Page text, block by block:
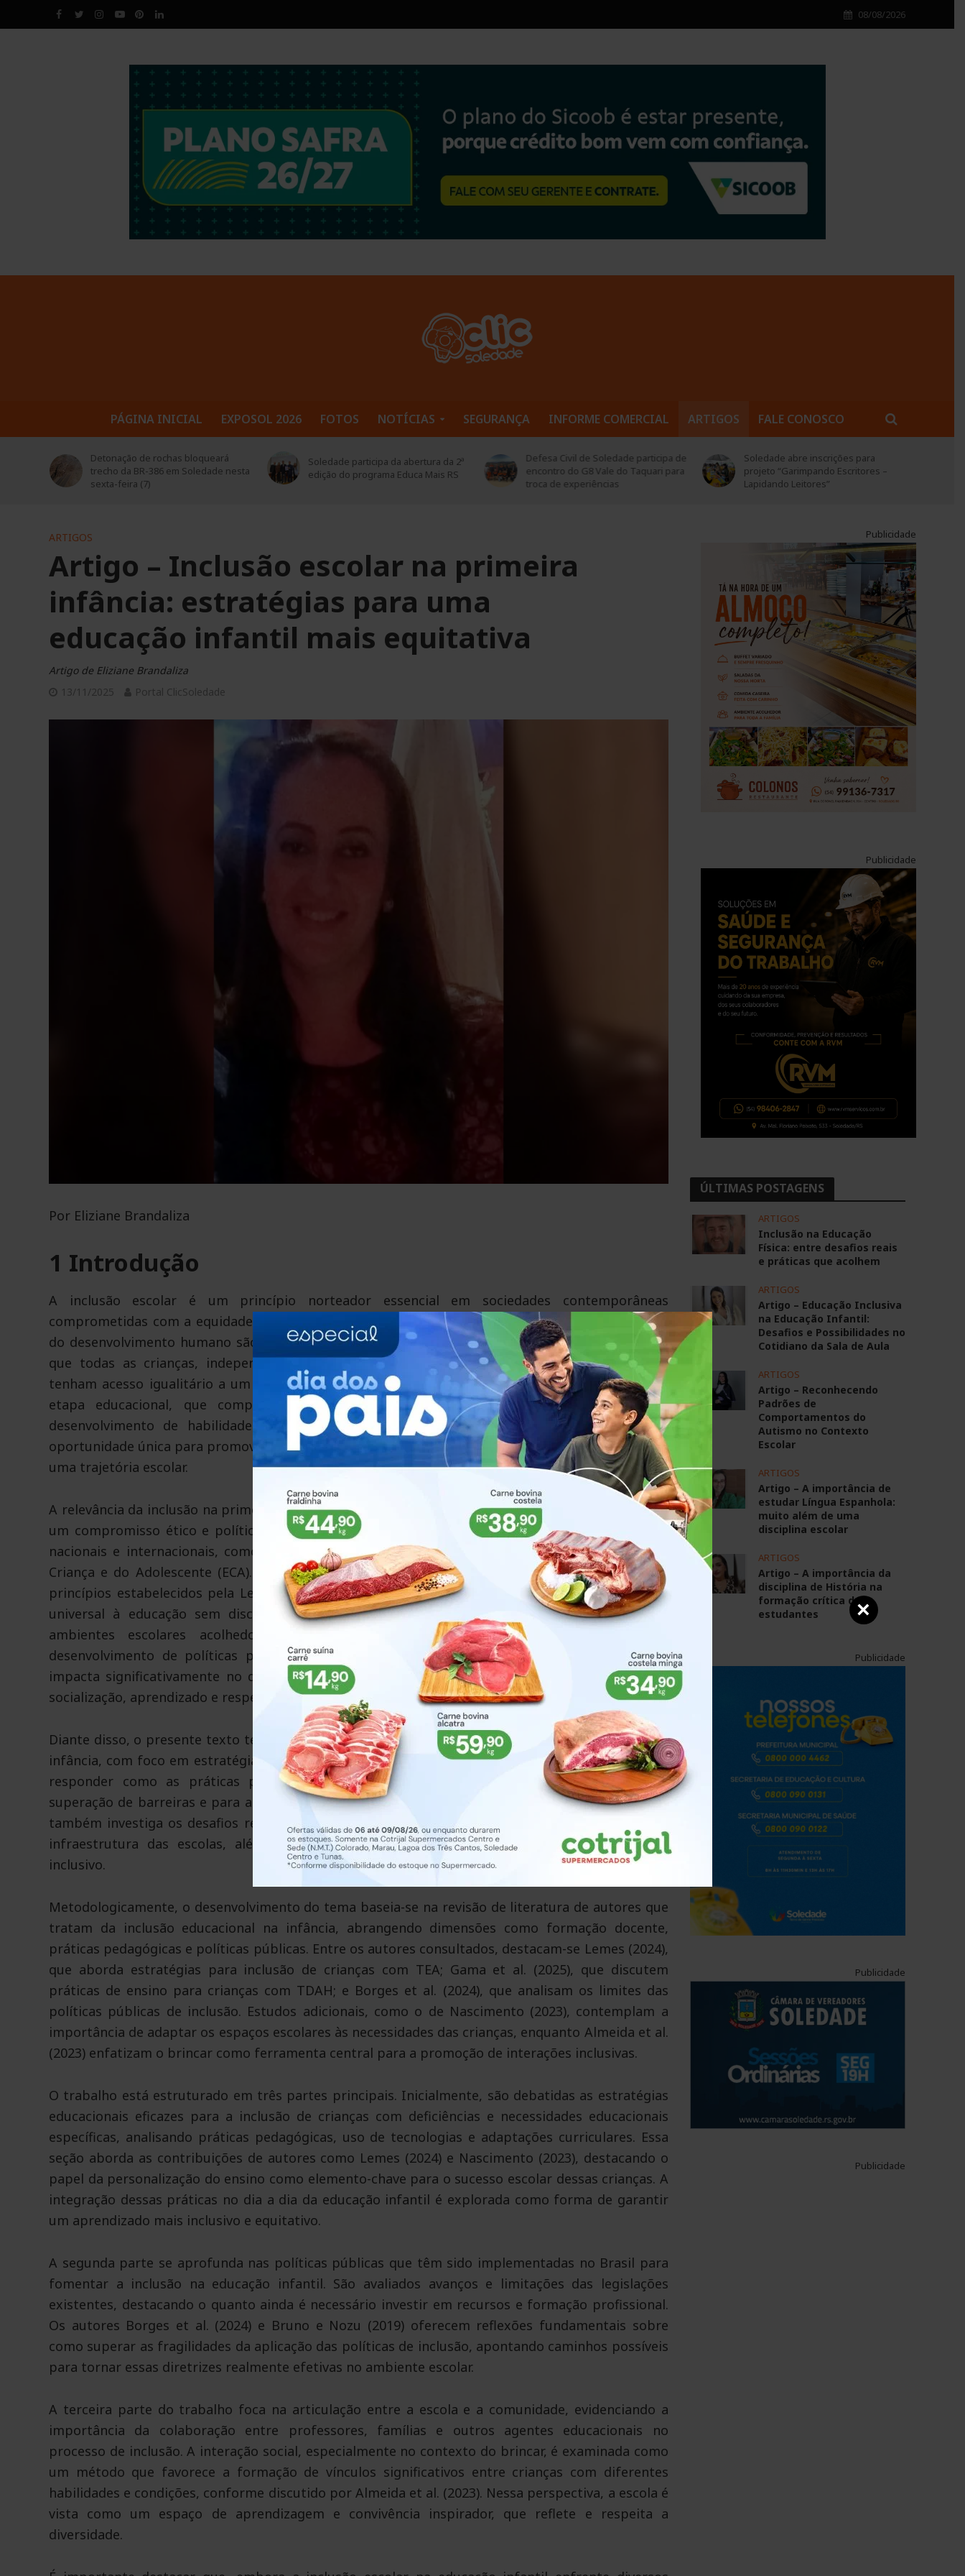
08/08/2026
PÁGINA INICIAL EXPOSOL 2026 FOTOS NOTÍCIAS SEGURANÇA INFORME COMERCIAL ARTIGOS FALE CONOSCO
Detonação de rochas bloqueará
trecho da BR-386 em Soledade nesta
sexta-feira (7)
Soledade participa da abertura da 2ª
edição do programa Educa Mais RS
Defesa Civil de Soledade participa de
encontro do G8 Vale do Taquari para
troca de experiências
Soledade abre inscrições para
projeto “Garimpando Escritores –
Lapidando Leitores”
ARTIGOS
Artigo – Inclusão escolar na primeira
infância: estratégias para uma
educação infantil mais equitativa
Artigo de Eliziane Brandaliza
13/11/2025
Portal ClicSoledade
Por Eliziane Brandaliza
1 Introdução
A inclusão escolar é um princípio norteador essencial em sociedades contemporâneas
comprometidas com a equidade e justiça social. No contexto da educação infantil, onde as bases
do desenvolvimento humano são construídas, a inclusão ganha ainda mais relevância ao garantir
que todas as crianças, independentemente de suas condições físicas, intelectuais ou sociais,
tenham acesso igualitário a um ambiente de aprendizado que respeite suas singularidades. Essa
etapa educacional, que compreende os primeiros anos de vida, é fundamental para o
desenvolvimento de habilidades cognitivas, sociais e emocionais, constituindo-se como uma
oportunidade única para promover a inclusão e combater desigualdades que podem impactar toda
uma trajetória escolar.
A relevância da inclusão na primeira infância vai além do campo educacional. Esse processo reflete
um compromisso ético e político com os direitos das crianças, em consonância com legislações
nacionais e internacionais, como a Declaração Universal dos Direitos Humanos e o Estatuto da
Criança e do Adolescente (ECA). A inclusão escolar na educação infantil também ressoa com os
princípios estabelecidos pela Lei Brasileira de Inclusão (Lei nº 13.146/2015), que assegura direito
universal à educação sem discriminação. Esse contexto torna evidente que a construção de
ambientes escolares acolhedores, acessíveis e inclusivos deve ser uma prioridade no
desenvolvimento de políticas públicas e práticas pedagógicas. Além disso, a inclusão escolar
impacta significativamente no desenvolvimento das crianças, proporcionando oportunidades de
socialização, aprendizado e respeito à diversidade desde os primeiros anos de vida.
Diante disso, o presente texto tem como objetivo explorar o tema da inclusão escolar na primeira
infância, com foco em estratégias que favoreçam uma educação infantil mais equitativa. Busca-se
responder como as práticas pedagógicas e as políticas públicas podem contribuir para a
superação de barreiras e para a construção de espaços verdadeiramente inclusivos. Este trabalho
também investiga os desafios relacionados à formação de educadores, adaptação de materiais e
infraestrutura das escolas, além da importância do envolvimento das famílias no processo
inclusivo.
Metodologicamente, o desenvolvimento do tema baseia-se na revisão de literatura de autores que
tratam da inclusão educacional na infância, abrangendo dimensões como formação docente,
práticas pedagógicas e políticas públicas. Entre os autores consultados, destacam-se Lemes (2024),
que aborda estratégias para inclusão de crianças com TEA; Gama et al. (2025), que discutem
práticas de ensino para crianças com TDAH; e Borges et al. (2024), que analisam os limites das
políticas públicas de inclusão. Estudos adicionais, como o de Nascimento (2023), contemplam a
importância de adaptar os espaços escolares às necessidades das crianças, enquanto Almeida et al.
(2023) enfatizam o brincar como ferramenta central para a promoção de interações inclusivas.
O trabalho está estruturado em três partes principais. Inicialmente, são debatidas as estratégias
educacionais eficazes para a inclusão de crianças com deficiências e necessidades educacionais
específicas, analisando práticas pedagógicas, uso de tecnologias e adaptações curriculares. Essa
seção aborda as contribuições de autores como Lemes (2024) e Nascimento (2023), destacando o
papel da personalização do ensino como elemento-chave para o sucesso escolar dessas crianças. A
integração dessas práticas no dia a dia da educação infantil é explorada como forma de garantir
um aprendizado mais inclusivo e equitativo.
A segunda parte se aprofunda nas políticas públicas que têm sido implementadas no Brasil para
fomentar a inclusão na educação infantil. São avaliados avanços e limitações das legislações
existentes, destacando o quanto ainda é necessário investir em recursos e formação profissional.
Os autores Borges et al. (2024) e Bruno e Nozu (2019) oferecem reflexões fundamentais sobre
como superar as fragilidades da aplicação das políticas de inclusão, apontando caminhos possíveis
para tornar essas diretrizes realmente efetivas no ambiente escolar.
A terceira parte do trabalho foca na articulação entre a escola e a comunidade, evidenciando a
importância da colaboração entre professores, famílias e outros agentes educacionais no
processo de inclusão. A interação social, especialmente no contexto do brincar, é examinada como
um método que favorece a formação de vínculos significativos entre crianças com diferentes
habilidades e condições, conforme discutido por Almeida et al. (2023). Nessa perspectiva, a escola é
vista como um espaço de aprendizagem e convivência inspirador, que reflete e respeita a
diversidade.
Publicidade
Publicidade
ÚLTIMAS POSTAGENS
ARTIGOS
Inclusão na Educação
Física: entre desafios reais
e práticas que acolhem
ARTIGOS
Artigo – Educação Inclusiva
na Educação Infantil:
Desafios e Possibilidades no
Cotidiano da Sala de Aula
ARTIGOS
Artigo – Reconhecendo
Padrões de
Comportamentos do
Autismo no Contexto
Escolar
ARTIGOS
Artigo – A importância de
estudar Língua Espanhola:
muito além de uma
disciplina escolar
ARTIGOS
Artigo – A importância da
disciplina de História na
formação crítica dos
estudantes
Publicidade
Publicidade
Publicidade
×